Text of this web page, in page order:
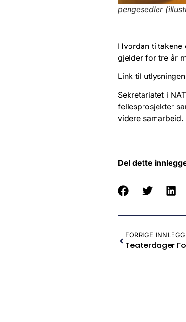
pengesedler
Hvordan tiltakene
gjelder for tre år
Link til
Sekretariatet i
fellesprosjekter
videre samarbeid.
Del dette
FORRIGE INNLEGG
Teaterdager